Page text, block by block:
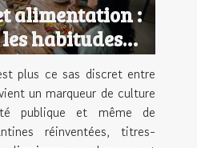
alimentation :
habitudes
la
déjeuner
plus ce sas discret entre
un marqueur de culture
publique et même de
réinventées, titres-